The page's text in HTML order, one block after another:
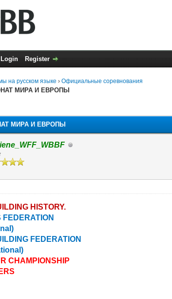
Login Register
на русском языке ›Официальные соревнования
МИРА И ЕВРОПЫ
МИРА И ЕВРОПЫ
HISTORY.
FEDERATION
CHAMPIONSHIP